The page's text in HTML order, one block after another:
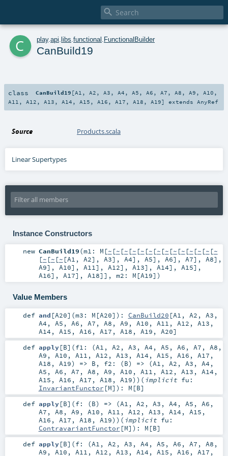

c play. api libs functional FunctionalBuilder
CanBuild19
class CanBuild19 [A1 , A2 , A3 , A4 , A5 , A6 , A7 , A8 , A9 , A10 ,
A11 , A12 , A13 , A14 , A15 , A16 , A17 , A18 , A19] extends AnyRef
Source Products.scala
Linear Supertypes
Instance Constructors
new CanBuild19(m1: M [~ [~ [~ [~ [~ [~ [~ [~ [~ [~ [~ [~ [~ [~
[~ [~ [~ [A1 , A2], A3], A4], A5], A6], A7], A8],
A9], A10], A11], A12], A13], A14], A15],
A16], A17], A18]] , m2: M [A19] )
Value Members
def and [A20] (m3: M [A20] ) : CanBuild20 [A1 , A2 , A3 ,
A4 , A5 , A6 , A7 , A8 , A9 , A10 , A11 , A12 , A13 ,
A14 , A15 , A16 , A17 , A18 , A19 , A20]
def apply[B] (f1: (A1 , A2 , A3 , A4 , A5 , A6 , A7 , A8 ,
A9 , A10 , A11 , A12 , A13 , A14 , A15 , A16 , A17 ,
A18 , A19) => B , f2: (B) => (A1 , A2 , A3 , A4 ,
A5 , A6 , A7 , A8 , A9 , A10 , A11 , A12 , A13 , A14 ,
A15 , A16 , A17 , A18 , A19) ) ( implicit fu:
InvariantFunctor [M] ) : M [B]
def apply[B] (f: (B) => (A1 , A2 , A3 , A4 , A5 , A6 ,
A7 , A8 , A9 , A10 , A11 , A12 , A13 , A14 , A15 ,
A16 , A17 , A18 , A19) ) ( implicit fu:
ContravariantFunctor [M] ) : M [B]
def apply[B] (f: (A1 , A2 , A3 , A4 , A5 , A6 , A7 , A8 ,
A9 , A10 , A11 , A12 , A13 , A14 , A15 , A16 , A17 ,